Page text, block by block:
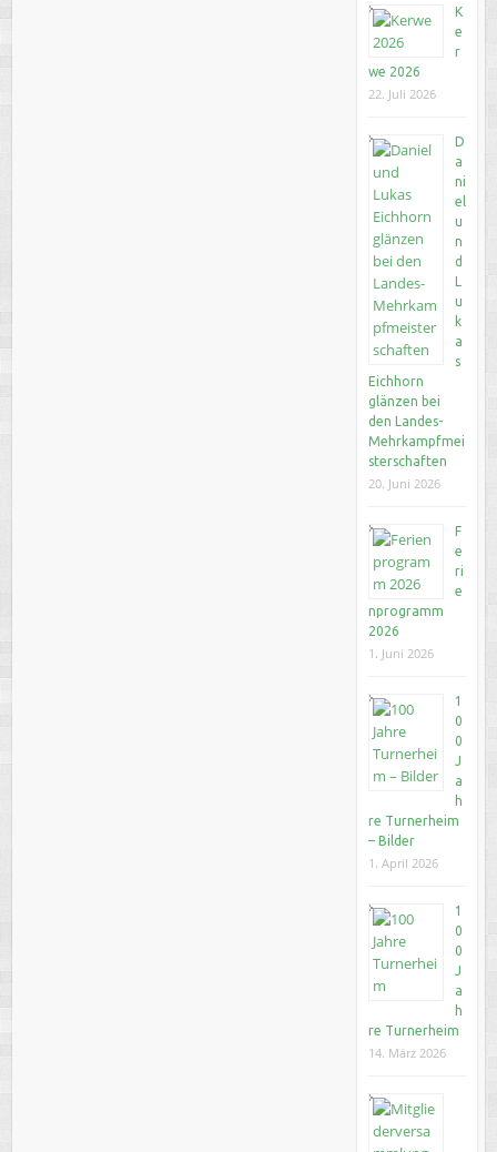
K
e
r
we 2026
22. Juli 2026
D
a
ni
el
u
n
d
L
u
k
a
s
Eichhorn
glänzen bei
den Landes-
Mehrkampfmei
sterschaften
20. Juni 2026
F
e
ri
e
nprogramm
2026
1. Juni 2026
1
0
0
J
a
h
re Turnerheim
– Bilder
1. April 2026
1
0
0
J
a
h
re Turnerheim
14. März 2026